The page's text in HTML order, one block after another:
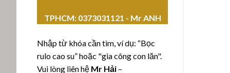
TPHCM: 0373031121 - Mr ANH
Nhập từ khóa cần tìm, ví dụ: “Bọc
rulo cao su” hoặc "gia công con lăn".
Vui lòng liên hệ Mr Hải –